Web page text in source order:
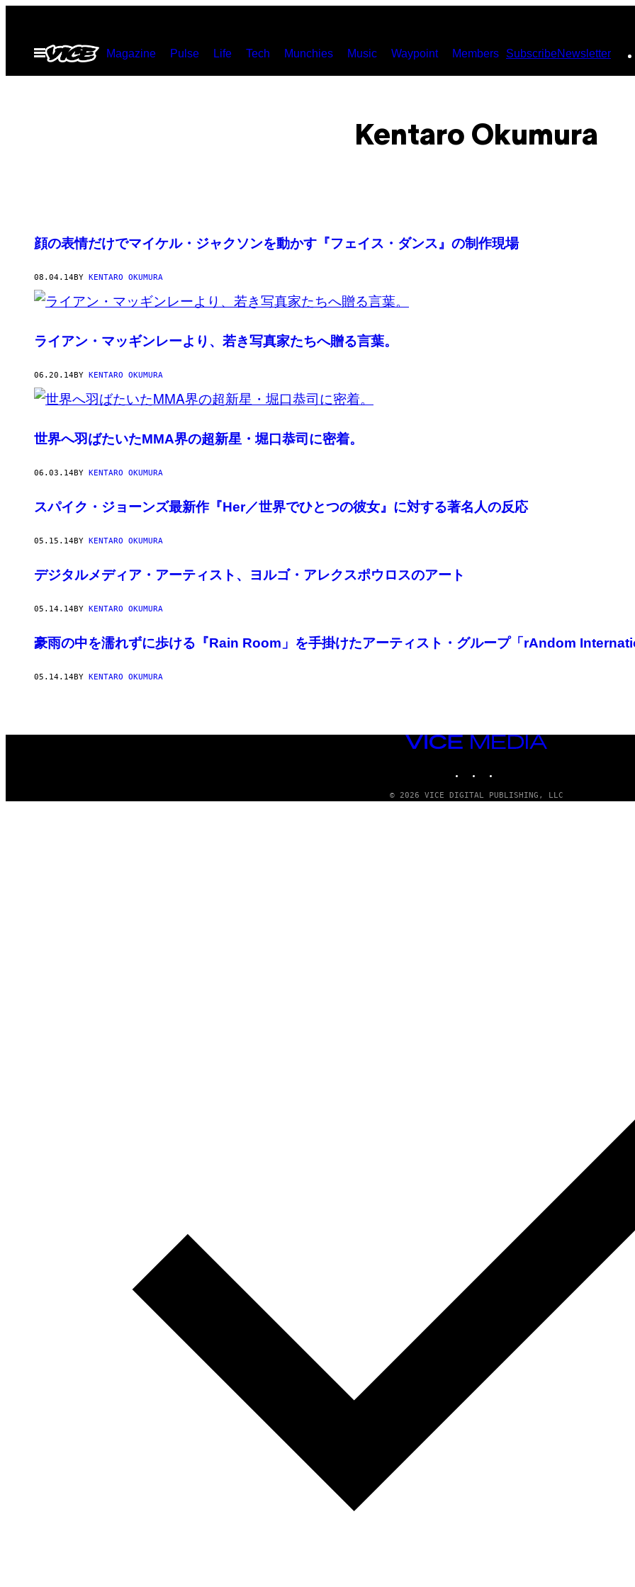
contentOpen
Menu
Magazine Pulse Life Tech Munchies Music Waypoint Members SubscribeNewsletter
Kentaro Okumura
POSTS
THIS
AUTHOR
顔の表情だけでマイケル・ジャクソンを動かす『フェイス・ダンス』の制作現場
08.04.14BY KENTARO OKUMURA
ライアン・マッギンレーより、若き写真家たちへ贈る言葉。
06.20.14BY KENTARO OKUMURA
世界へ羽ばたいたMMA界の超新星・堀口恭司に密着。
06.03.14BY KENTARO OKUMURA
スパイク・ジョーンズ最新作『Her／世界でひとつの彼女』に対する著名人の反応
05.15.14BY KENTARO OKUMURA
デジタルメディア・アーティスト、ヨルゴ・アレクスポウロスのアート
05.14.14BY KENTARO OKUMURA
豪雨の中を濡れずに歩ける『Rain Room」を手掛けたアーティスト・グループ「rAndom
05.14.14BY KENTARO OKUMURA
VICE
© 2026 VICE DIGITAL PUBLISHING, LLC